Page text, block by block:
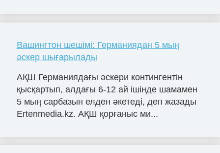
Вашингтон шешімі: Германиядан 5 мың
әскер шығарылады
АҚШ Германиядағы әскери контингентін
қысқартып, алдағы 6-12 ай ішінде шамамен
5 мың сарбазын елден әкетеді, деп жазады
Ertenmedia.kz. АҚШ қорғаныс ми...